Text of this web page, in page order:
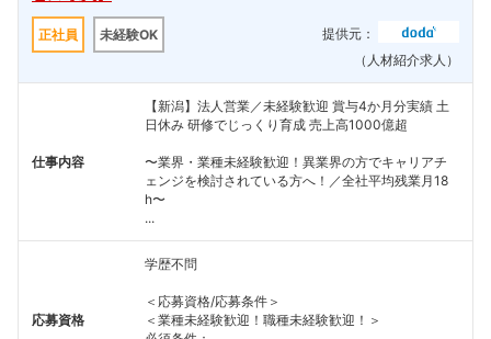
正社員 未経験OK
提供元：
（人材紹介求人）
仕事内容
【新潟】法人営業／未経験歓迎 賞与4か月分実績 土
日休み 研修でじっくり育成 売上高1000億超
〜業界・業種未経験歓迎！異業界の方でキャリアチ
ェンジを検討されている方へ！／全社平均残業月18
h〜
...
応募資格
学歴不問
＜応募資格/応募条件＞
＜業種未経験歓迎！職種未経験歓迎！＞